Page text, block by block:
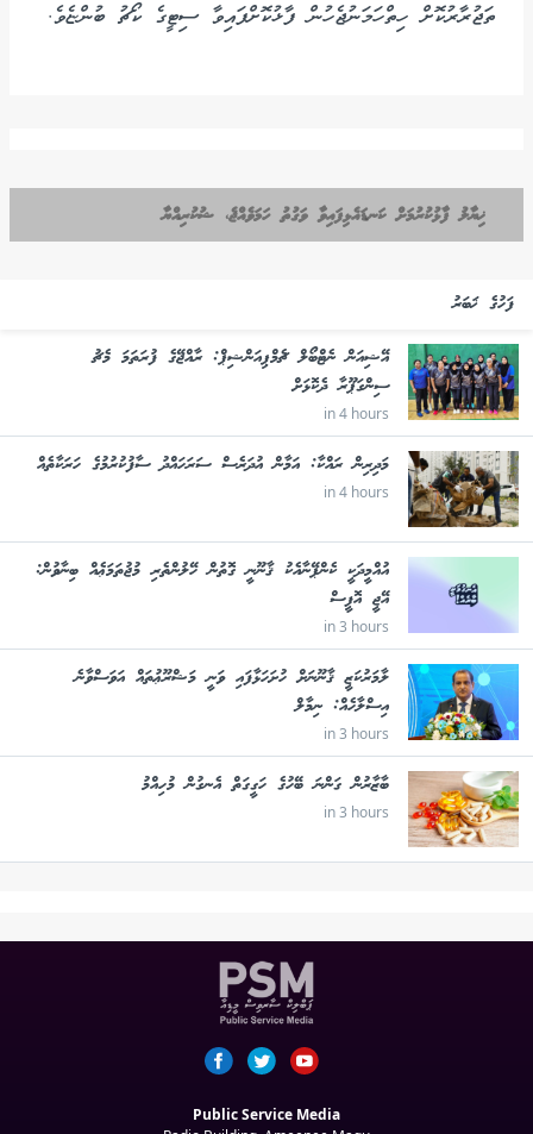
ތަޖުރާރުކޮށް ހިތްހަމަނުޖެހުން ފާޅުކޮށްފައިވާ ސިޓީގެ ކޯޗު ބުންޏެވެ.
ޚިޔާލު ފާޅުކުރުމަށް ކަނޑައެޅިފައިވާ ވަގުތު ހަމަވެއްޖެ، ޝުކުރިއްޔާ
ފަހުގެ ޚަބަރު
އޭޝިއަން ނެޓްބޯލް ޗެމްޕިއަންޝިޕް: ރާއްޖޭގެ ފުރަތަމަ މެޗު
ސިންގަޕޫރާ ދެކޮޅަށް
in 4 hours
މަދިރިން ރައްކާ: އަމާން އުދަރެސް ސަރަހައްދު ސާފުކުރުމުގެ ހަރަކާތެއް
in 4 hours
އުއްމީދަކީ ކެންޕޭނާއެކު ޤާނޫނީ ގޮތުން ހޭލުންތެރި މުޖުތަމަޢެއް ބިނާވުން:
އޭޖީ އޮފީސް
in 3 hours
ލާމަރުކަޒީ ޤާނޫނަށް ހުށަހަޅާފައި ވަނީ މަޝްރޫޢުތައް އަވަސްވާނެ
އިސްލާހެއް: ނިމާލް
in 3 hours
ބާޒާރުން ގަންނަ ބޭހުގެ ހަގީގަތް އެނގުން މުހިއްމު
in 3 hours
Public Service Media